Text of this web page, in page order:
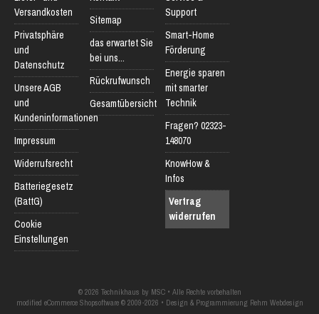
Versandkosten
Privatsphäre
und
Datenschutz
Unsere AGB
und
Kundeninformationen
Impressum
Widerrufsrecht
Batteriegesetz
(BattG)
Cookie
Einstellungen
Sitemap
das erwartet Sie
bei uns...
Rückrufwunsch
Gesamtübersicht
Support
Smart-Home
Förderung
Energie sparen
mit smarter
Technik
Fragen? 02323-
148070
KnowHow &
Infos
Vertrag
widerrufen
© 2026 Technikhaus by MSC • Alle Rechte vorbehalten
modified eCommerce Shopsoftware © 2009-2026 • Design & Programmierung Rehm Webdesign